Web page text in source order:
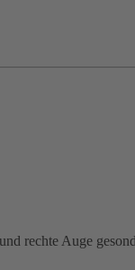
rechte Auge